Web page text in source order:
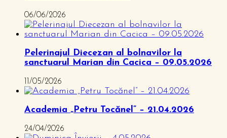
06/06/2026
Pelerinajul Diecezan al bolnavilor la
sanctuarul Marian din Cacica – 09.05.2026
11/05/2026
Academia „Petru Tocănel” – 21.04.2026
24/04/2026